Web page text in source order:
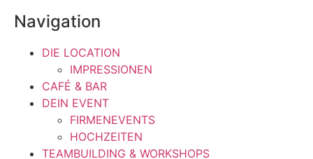
Navigation
DIE LOCATION
IMPRESSIONEN
CAFÉ & BAR
DEIN EVENT
FIRMENEVENTS
HOCHZEITEN
TEAMBUILDING & WORKSHOPS